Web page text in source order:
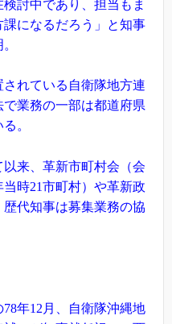
討中であり、担当もま
になるだろう」と知事
れている自衛隊地方連
業務の一部は都道府県
。
来、革新市町村会（会
時21市町村）や革新政
代知事は募集業務の協
年12月、自衛隊沖縄地